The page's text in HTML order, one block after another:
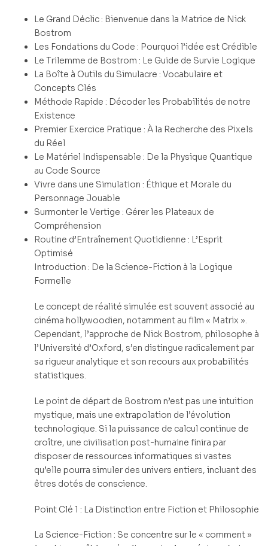
Le Grand Déclic : Bienvenue dans la Matrice de Nick
Bostrom
Les Fondations du Code : Pourquoi l’idée est Crédible
Le Trilemme de Bostrom : Le Guide de Survie Logique
La Boîte à Outils du Simulacre : Vocabulaire et
Concepts Clés
Méthode Rapide : Décoder les Probabilités de notre
Existence
Premier Exercice Pratique : À la Recherche des Pixels
du Réel
Le Matériel Indispensable : De la Physique Quantique
au Code Source
Vivre dans une Simulation : Éthique et Morale du
Personnage Jouable
Surmonter le Vertige : Gérer les Plateaux de
Compréhension
Routine d’Entraînement Quotidienne : L’Esprit
Optimisé
Introduction : De la Science-Fiction à la Logique
Formelle
Le concept de réalité simulée est souvent associé au
cinéma hollywoodien, notamment au film « Matrix ».
Cependant, l’approche de Nick Bostrom, philosophe à
l’Université d’Oxford, s’en distingue radicalement par
sa rigueur analytique et son recours aux probabilités
statistiques.
Le point de départ de Bostrom n’est pas une intuition
mystique, mais une extrapolation de l’évolution
technologique. Si la puissance de calcul continue de
croître, une civilisation post-humaine finira par
disposer de ressources informatiques si vastes
qu’elle pourra simuler des univers entiers, incluant des
êtres dotés de conscience.
Point Clé 1 : La Distinction entre Fiction et Philosophie
La Science-Fiction : Se concentre sur le « comment »